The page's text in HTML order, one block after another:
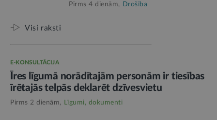
Pirms 4 dienām, Drošība
Visi raksti
E-KONSULTĀCIJA
Īres līgumā norādītajām personām ir tiesības
īrētajās telpās deklarēt dzīvesvietu
Pirms 2 dienām, Līgumi, dokumenti